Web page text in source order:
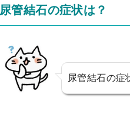
尿管結石の症状は？
尿管結石の症